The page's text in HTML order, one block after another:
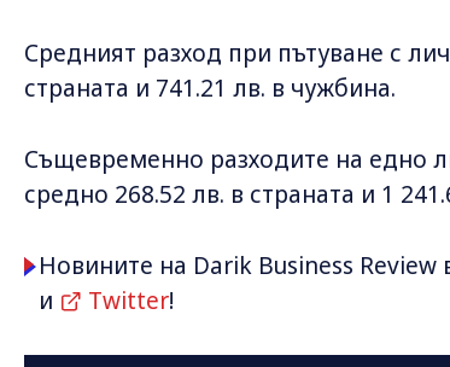
Средният разход при пътуване с
страната и 741.21 лв. в чужбина.
Същевременно разходите на едно
средно 268.52 лв. в страната и 1
Новините на Darik Business Review
и
Twitter!